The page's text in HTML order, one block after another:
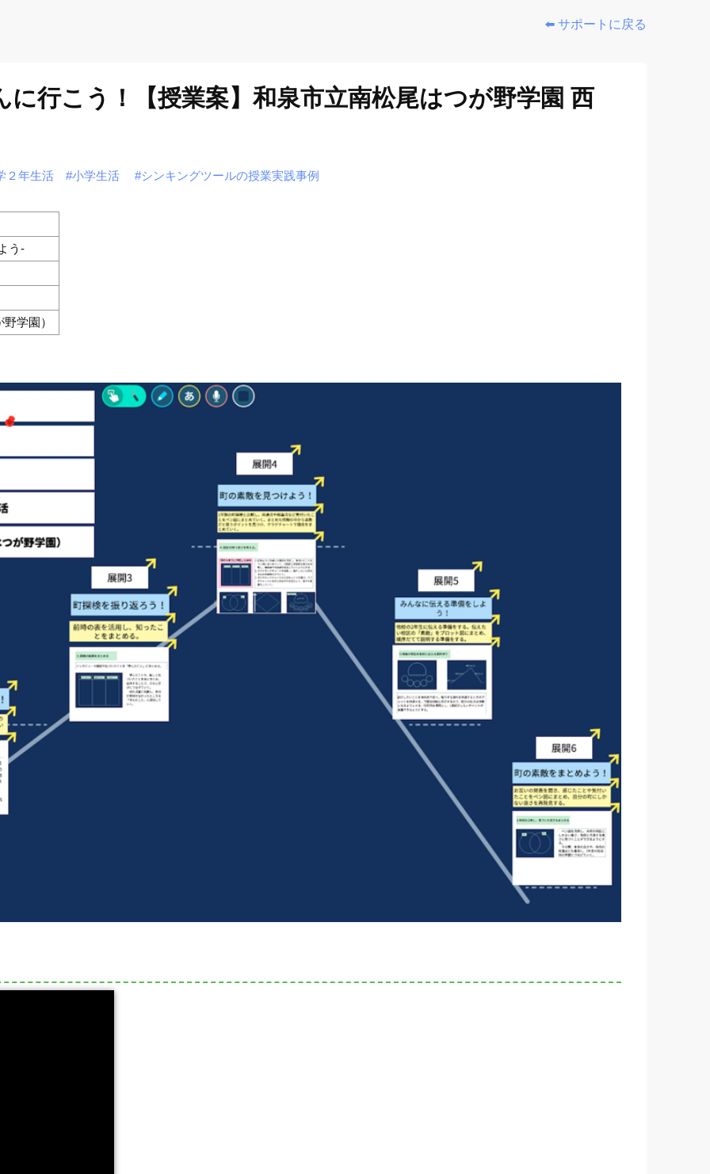
⬅️ サポートに戻る
行こう！【授業案】和泉市立南松尾はつが野学園 西
２年生活 #小学生活 #シンキングツールの授業実践事例
う-
学園）